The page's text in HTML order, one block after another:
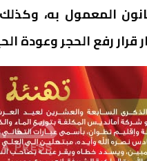
المعمول به،
قرار رفع الحجر وعودة